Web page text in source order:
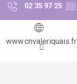
02 35 97 25 ▒▒
www.cnvaleriquais.fr